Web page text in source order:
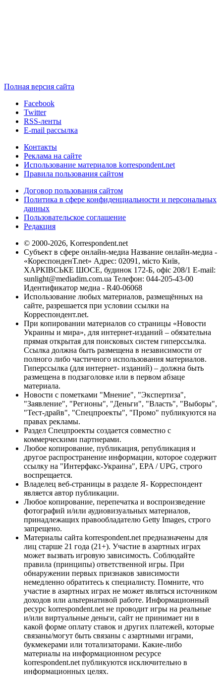
Полная версия сайта
Facebook
Twitter
RSS-ленты
E-mail рассылка
Контакты
Реклама на сайте
Использование материалов korrespondent.net
Правила пользования сайтом
Договор пользования сайтом
Политика в сфере конфиденциальности и персональных
данных
Пользовательское соглашение
Редакция
© 2000-2026, Korrespondent.net
Субъект в сфере онлайн-медиа Название онлайн-медиа -
«КореспонденТ.net» Адрес: 02091, місто Київ,
ХАРКІВСЬКЕ ШОСЕ, будинок 172-Б, офіс 208/1 E-mail:
sunlight@mediadim.com.ua Телефон: 044-205-43-00
Идентификатор медиа - R40-06068
Использование любых материалов, размещённых на
сайте, разрешается при условии ссылки на
Корреспондент.net.
При копировании материалов со страницы «Новости
Украины и мира», для интернет-изданий – обязательна
прямая открытая для поисковых систем гиперссылка.
Ссылка должна быть размещена в независимости от
полного либо частичного использования материалов.
Гиперссылка (для интернет- изданий) – должна быть
размещена в подзаголовке или в первом абзаце
материала.
Новости с пометками "Мнение", "Экспертиза",
"Заявление", "Регионы", "Деньги", "Власть", "Выборы",
"Тест-драйв", "Спецпроекты", "Промо" публикуются на
правах рекламы.
Раздел Спецпроекты создается совместно с
коммерческими партнерами.
Любое копирование, публикация, републикация и
другое распространение информации, которое содержит
ссылку на "Интерфакс-Украина", EPA / UPG, строго
воспрещается.
Владелец веб-страницы в разделе Я- Корреспондент
является автор публикации.
Любое копирование, перепечатка и воспроизведение
фотографий и/или аудиовизуальных материалов,
принадлежащих правообладателю Getty Images, строго
запрещено.
Материалы сайта korrespondent.net предназначены для
лиц старше 21 года (21+). Участие в азартных играх
может вызвать игровую зависимость. Соблюдайте
правила (принципы) ответственной игры. При
обнаружении первых признаков зависимости
немедленно обратитесь к специалисту. Помните, что
участие в азартных играх не может являться источником
доходов или альтернативой работе. Информационный
ресурс korrespondent.net не проводит игры на реальные
и/или виртуальные деньги, сайт не принимает ни в
какой форме оплату ставок и других платежей, которые
связаны/могут быть связаны с азартными играми,
букмекерами или тотализаторами. Какие-либо
материалы на информационном ресурсе
korrespondent.net публикуются исключительно в
информационных целях.